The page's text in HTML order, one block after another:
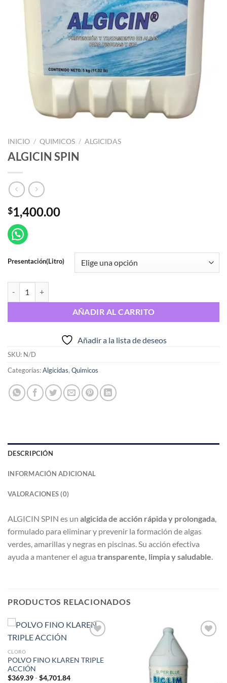
INICIO / QUIMICOS / ALGICIDAS
ALGICIN SPIN
$1,400.00
Presentación(Litro)
AÑADIR AL CARRITO
Añadir a la lista de deseos
SKU: N/D
Categorías:Algicidas, Quimicos
DESCRIPCIÓN
INFORMACIÓN ADICIONAL
VALORACIONES (0)
ALGICIN SPIN es un algicida de acción rápida y prolongada,
formulado para eliminar y prevenir la formación de algas
verdes, amarillas y negras en piscinas. Su acción efectiva
ayuda a mantener el agua transparente, limpia y saludable.
PRODUCTOS RELACIONADOS
lista de
deseos
CLORO
POLVO FINO KLAREN TRIPLE
ACCIÓN
$369.39 - $4,701.84Rango